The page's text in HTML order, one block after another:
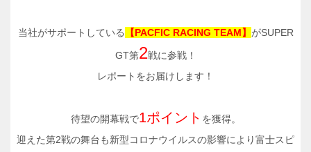
当社がサポートしている 【PACFIC RACING TEAM】 がSUPER
GT第2戦に参戦！
レポートをお届けします！
待望の開幕戦で1ポイント を獲得。
迎えた第2戦の舞台も新型コロナウイルスの影響により富士スピ